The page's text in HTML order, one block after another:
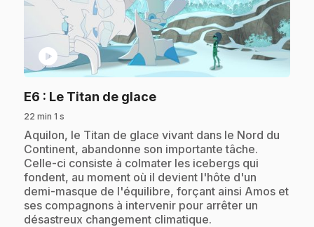
play_circle
E6 : Le Titan de glace.
22 min 1 s
.Aquilon, le Titan de glace vivant dans le Nord du
Continent, abandonne son importante tâche.
Celle-ci consiste à colmater les icebergs qui
fondent, au moment où il devient l'hôte d'un
demi-masque de l'équilibre, forçant ainsi Amos et
ses compagnons à intervenir pour arrêter un
désastreux changement climatique.